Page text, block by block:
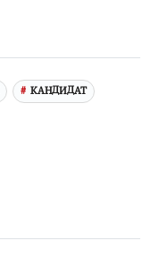
КАНДИДАТ